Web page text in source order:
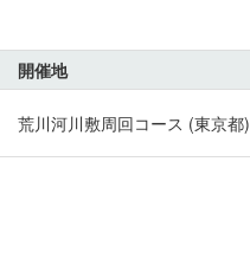
開催地
荒川河川敷周回コース (東京都)